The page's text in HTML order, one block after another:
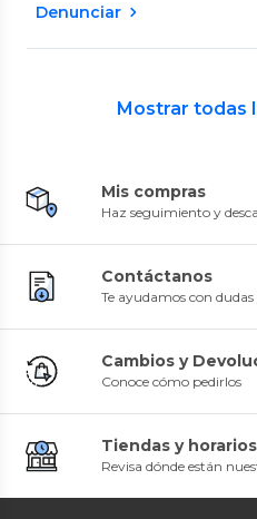
Denunciar
Mostrar todas
Mis compras
Haz seguimiento y
Contáctanos
Te ayudamos con
Cambios y
Conoce cómo pedirlos
Tiendas y horarios
Revisa dónde están